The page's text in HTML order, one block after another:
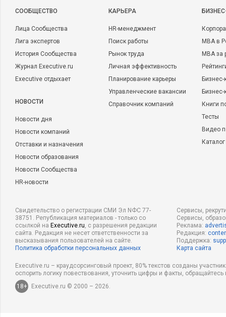
CООБЩЕСТВО
Лица Сообщества
Лига экспертов
История Сообщества
Журнал Executive.ru
Executive отдыхает
НОВОСТИ
Новости дня
Новости компаний
Отставки и назначения
Новости образования
Новости Сообщества
HR-новости
КАРЬЕРА
HR-менеджмент
Поиск работы
Рынок труда
Личная эффективность
Планирование карьеры
Управленческие вакансии
Справочник компаний
MBA в
MBA
Бизнес-
Книги
Тесты
Видео
Свидетельство о регистрации СМИ Эл NФС 77-
38751. Републикация материалов - только со
ссылкой на Executive.ru, с разрешения редакции
сайта. Редакция не несет ответственности за
высказывания пользователей на сайте.
Политика обработки персональных данных
Сервисы,
Сервисы,
Реклама:
Редакция:
Поддержка:
Карта сайта
Executive.ru – краудсорсинговый проект, 80% текстов созданы
оспорить логику повествования, уточнить цифры и факты,
18+
Executive.ru © 2000 – 2026.